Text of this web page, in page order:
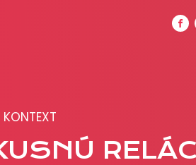
Viac o reklamných
formátoch